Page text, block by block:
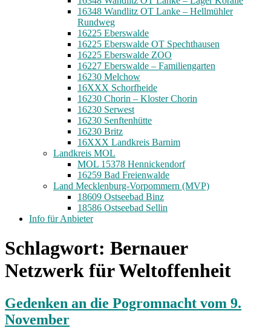
16348 Wandlitz OT Lanke – Hellmühler
Rundweg
16225 Eberswalde
16225 Eberswalde OT Spechthausen
16225 Eberswalde ZOO
16227 Eberswalde – Familiengarten
16230 Melchow
16XXX Schorfheide
16230 Chorin – Kloster Chorin
16230 Serwest
16230 Senftenhütte
16230 Britz
16XXX Landkreis Barnim
Landkreis MOL
MOL 15378 Hennickendorf
16259 Bad Freienwalde
Land Mecklenburg-Vorpommern (MVP)
18609 Ostseebad Binz
18586 Ostseebad Sellin
Info für Anbieter
Schlagwort: Bernauer
Netzwerk für Weltoffenheit
Gedenken an die Pogromnacht vom 9.
November